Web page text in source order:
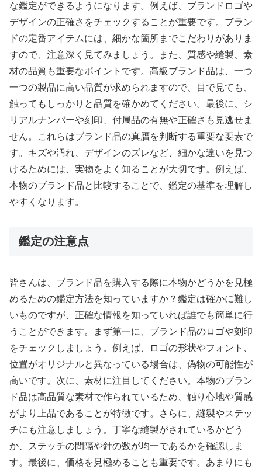
な鑑定ができるようになります。例えば、ブランドロゴや
デザインの正確さをチェックすることが重要です。ブラン
ドの定番アイテムには、細かな箇所までこだわりがありま
すので、注意深く見てみましょう。また、質感や縫製、素
材の品質も重要なポイントです。高級ブランド品は、一つ
一つの製品に高い品質が求められますので、目で見ても、
触ってもしっかりと品質を確かめてください。最後に、シ
リアルナンバーや刻印、付属品の有無や正確さも見逃せま
せん。これらはブランド品の真贋を判断する重要な要素で
す。キズや汚れ、デザインのズレなど、細かな違いを見つ
けるためには、実物をよく知ることが大切です。例えば、
本物のブランド品と比較することで、鑑定の基準を理解し
やすくなります。
鑑定の注意点
皆さんは、ブランド品を購入する際に本物かどうかを見極
めるための鑑定方法を知っていますか？鑑定は確かに難し
いものですが、正確な情報を知っていれば誰でも簡単に行
うことができます。まず第一に、ブランド品のロゴや刻印
をチェックしましょう。例えば、ロゴの形状やフォント、
位置がオリジナルと異なっている場合は、偽物の可能性が
高いです。次に、素材に注目してください。本物のブラン
ド品は高品質な素材で作られているため、触り心地や質感
がより上品であることが特徴です。さらに、縫製やステッ
チにも注意しましょう。丁寧な縫製がされているかどう
か、ステッチの間隔や針の数が均一であるかを確認しま
す。最後に、価格を見極めることも重要です。あまりにも